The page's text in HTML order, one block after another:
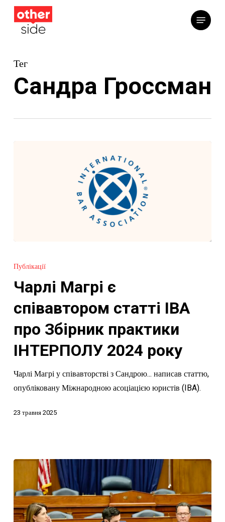
Перейти
основного
Меню
Тег
Сандра Гроссман
Магрі
співавтором
статті
про
Збірник
ІНТЕРПОЛУ
2024
Публікації
Чарлі Магрі є
співавтором статті IBA
про Збірник практики
ІНТЕРПОЛУ 2024 року
Чарлі Магрі у співавторстві з Сандрою... написав статтю,
опубліковану Міжнародною асоціацією юристів (IBA).
23 травня 2025